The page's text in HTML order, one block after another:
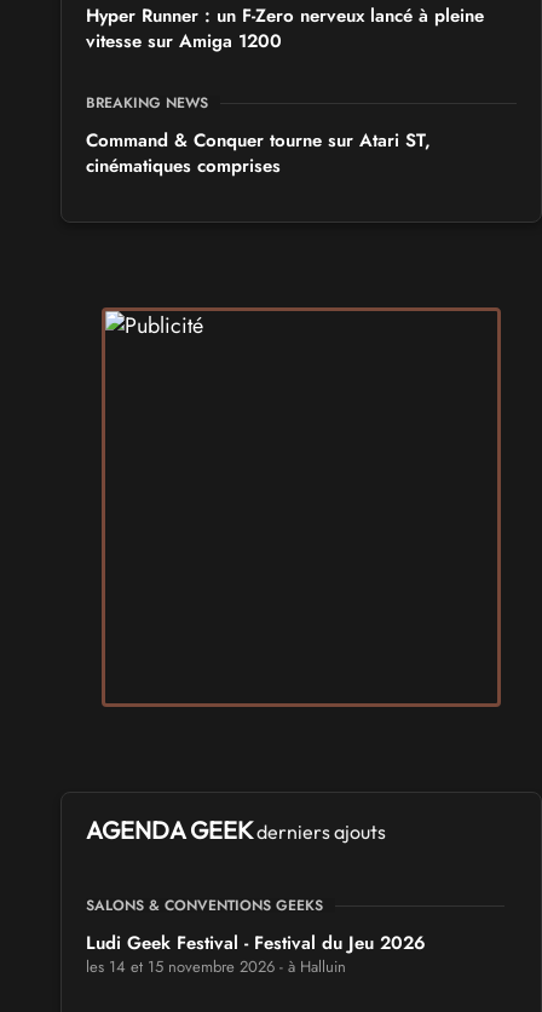
Hyper Runner : un F-Zero nerveux lancé à pleine
vitesse sur Amiga 1200
BREAKING NEWS
Command & Conquer tourne sur Atari ST,
cinématiques comprises
AGENDA GEEKderniers ajouts
SALONS & CONVENTIONS GEEKS
Ludi Geek Festival - Festival du Jeu 2026
les 14 et 15 novembre 2026 - à Halluin